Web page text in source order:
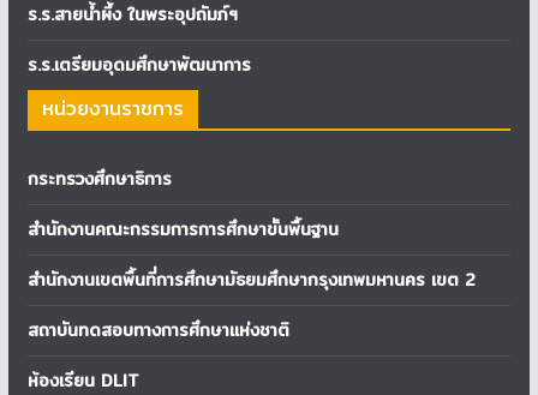
ร.ร.สายน้ำผึ้ง ในพระอุปถัมภ์ฯ
ร.ร.เตรียมอุดมศึกษาพัฒนาการ
หน่วยงานราชการ
กระทรวงศึกษาธิการ
สำนักงานคณะกรรมการการศึกษาขั้นพื้นฐาน
สำนักงานเขตพื้นที่การศึกษามัธยมศึกษากรุงเทพมหานคร เขต 2
สถาบันทดสอบทางการศึกษาแห่งชาติ
ห้องเรียน DLIT